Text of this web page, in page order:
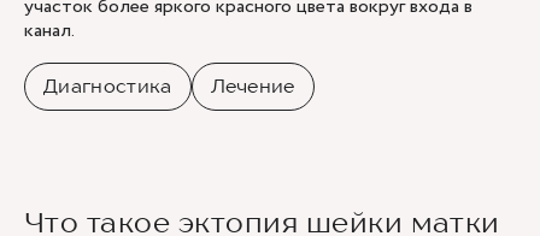
участок более яркого красного цвета вокруг входа в
канал.
Диагностика Лечение
Что такое эктопия шейки матки